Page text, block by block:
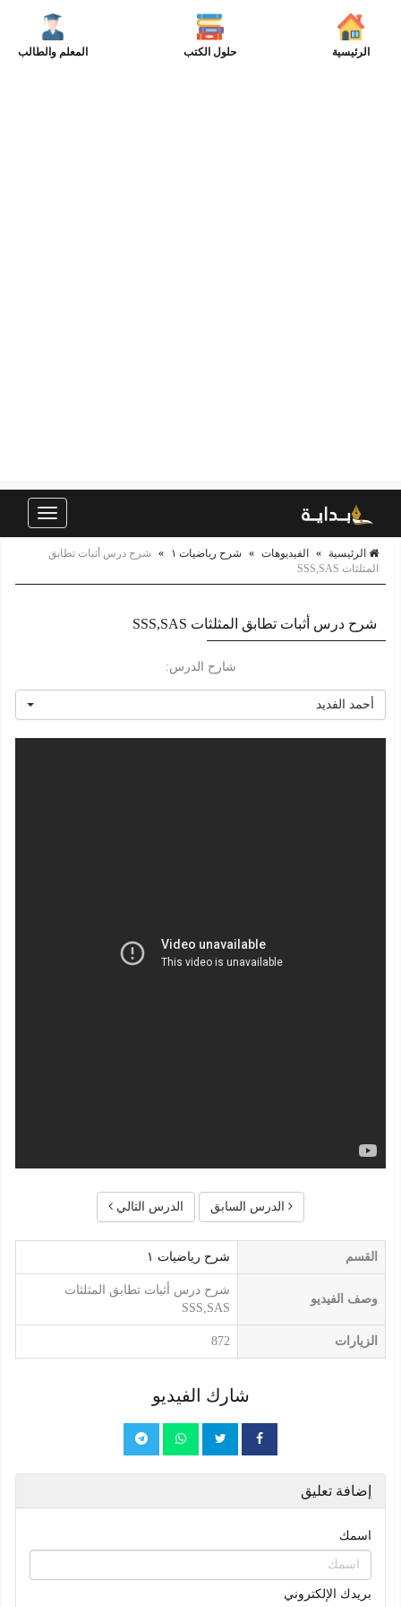
الرئيسية حلول الكتب المعلم والطالب
Toggle
الرئيسية » الفيديوهات » شرح رياضيات ١ »
شرح درس أثبات تطابق
المثلثات SSS,SAS
شرح درس أثبات تطابق المثلثات SSS,SAS
شارح الدرس:
أحمد الفديد
الدرس السابق الدرس التالي
القسم شرح رياضيات ١
وصف الفيديو
شرح درس أثبات تطابق المثلثات
SSS,SAS
الزيارات 872
شارك الفيديو
إضافة تعليق
اسمك
بريدك الإلكتروني